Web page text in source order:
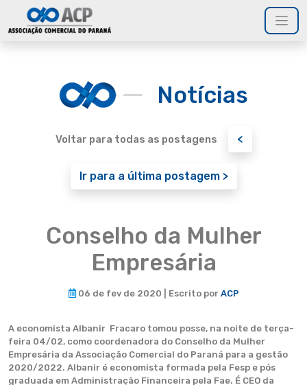
Notícias
Voltar para todas as postagens <
Ir para a última postagem >
Conselho da Mulher
Empresária
06 de fev de 2020 | Escrito por ACP
A economista Albanir Fracaro tomou posse, na noite de terça-
feira 04/02, como coordenadora do Conselho da Mulher
Empresária da Associação Comercial do Paraná para a gestão
2020/2022. Albanir é economista formada pela Fesp e pós
graduada em Administração Financeira pela Fae. É CEO da